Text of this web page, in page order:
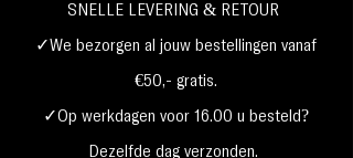
SNELLE LEVERING & RETOUR
✓We bezorgen al jouw bestellingen vanaf
€50,- gratis.
✓Op werkdagen voor 16.00 u besteld?
Dezelfde dag verzonden.